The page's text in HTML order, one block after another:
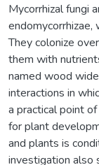
Mycorrhizal fungi
endomycorrhizae,
They colonize
them with
named wood
interactions in
a practical point
for plant
and plants is
investigation also